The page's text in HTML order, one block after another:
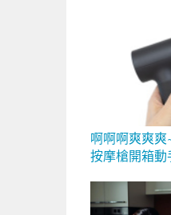
啊啊啊爽爽爽
按摩槍開箱動